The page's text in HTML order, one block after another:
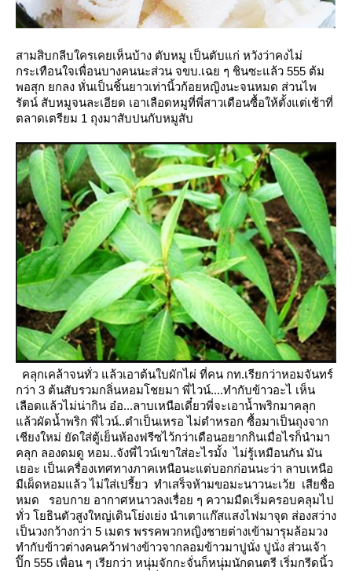
สามสิบกลีบใครเคยเห็นบ้าง ตับหมู เป็นตับแก่ หวังว่าคงไม่
กระเทือนใจเพื่อนบางคนนะส่วน จขบ.เฉย ๆ ชินซะแล้ว 555 ต้ม
พอสุก ยกลง หั่นเป็นชิ้นยาวเท่านิ้วก้อยหญิงนะจนหมด ส่วนไพ
รัตน์ สับหมูจนละเอียด เอาเลือดหมูที่พี่สาวเดือนซื้อให้ตั้งแต่เช้าที่
ตลาดเตรียม 1 ถุงมาสับปนกับหมูสับ
คลุกเคล้าจนทั่ว แล้วเอาต้นใบผักไผ่ ที่คน กท.เรียกว่าหอมจันทร์
กว่า 3 ต้นสับรวมกลิ่นหอมโชยมา พี่ไวน์....ทำกับข้าวอะไ เห็น
เลือดแล้วไม่น่ากิน อ๋อ...ลาบเหนือเดี๋ยวพี่จะเอาน้ำพริกมาคลุก
ล้วผัดน้ำพริก พี่ไวน์..ตำเป็นเหรอ ไม่ตำหรอก ซื้อมาเป็นถุงจาก
เชียงใหม่ ยัดใส่ตู้เย็นห้องฟรีซไว้กว่าเดือนอยากกินเมื่อไรก็นำมา
คลุก ลองดมดู หอม..จังพี่ไวน์เขาใส่อะไรมั้ง ไม่รู้เหมือนกัน มัน
เยอะ เป็นเครื่องเทศทางภาคเหนือนะแต่บอกก่อนนะว่า ลาบเหนือ
มีเผ็ดหอมแล้ว ไม่ใส่เปรี้ยว ทำเสร็จห้ามขอมะนาวนะเว้ย เสียชื่อ
หมด
รอบกาย อากาศหนาวลงเรื่อย ๆ ความมืดเริ่มครอบคลุมไป
ทั่ว โยธินตัวสูงใหญ่เดินโย่งเย่ง นำเตาแก๊สแสงไฟมาจุด ส่องสว่าง
เป็นวงกว้างกว่า 5 เมตร พรรคพวกหญิงชายต่างเข้ามารุมล้อมวง
ทำกับข้าวต่างคนคว้าฟางข้าวจากลอมข้าวมาปูนั่ง ปูนั่ง ส่วนเจ้า
ปิ๊ก 555 เพื่อน ๆ เรียกว่า หนุ่มจักกะจั่นก็หนุ่มนักดนตรี เริ่มกรีดนิ้ว